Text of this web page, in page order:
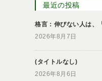
最近の投稿
格言：伸びない人は、
2026年8月7日
(タイトルなし)
2026年8月6日